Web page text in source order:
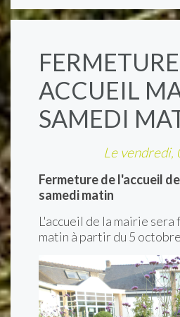
FERMETURE
ACCUEIL
SAMEDI
Le vendredi,
Fermeture de l'accueil
samedi matin
L'accueil de la mairie sera
matin à partir du 5